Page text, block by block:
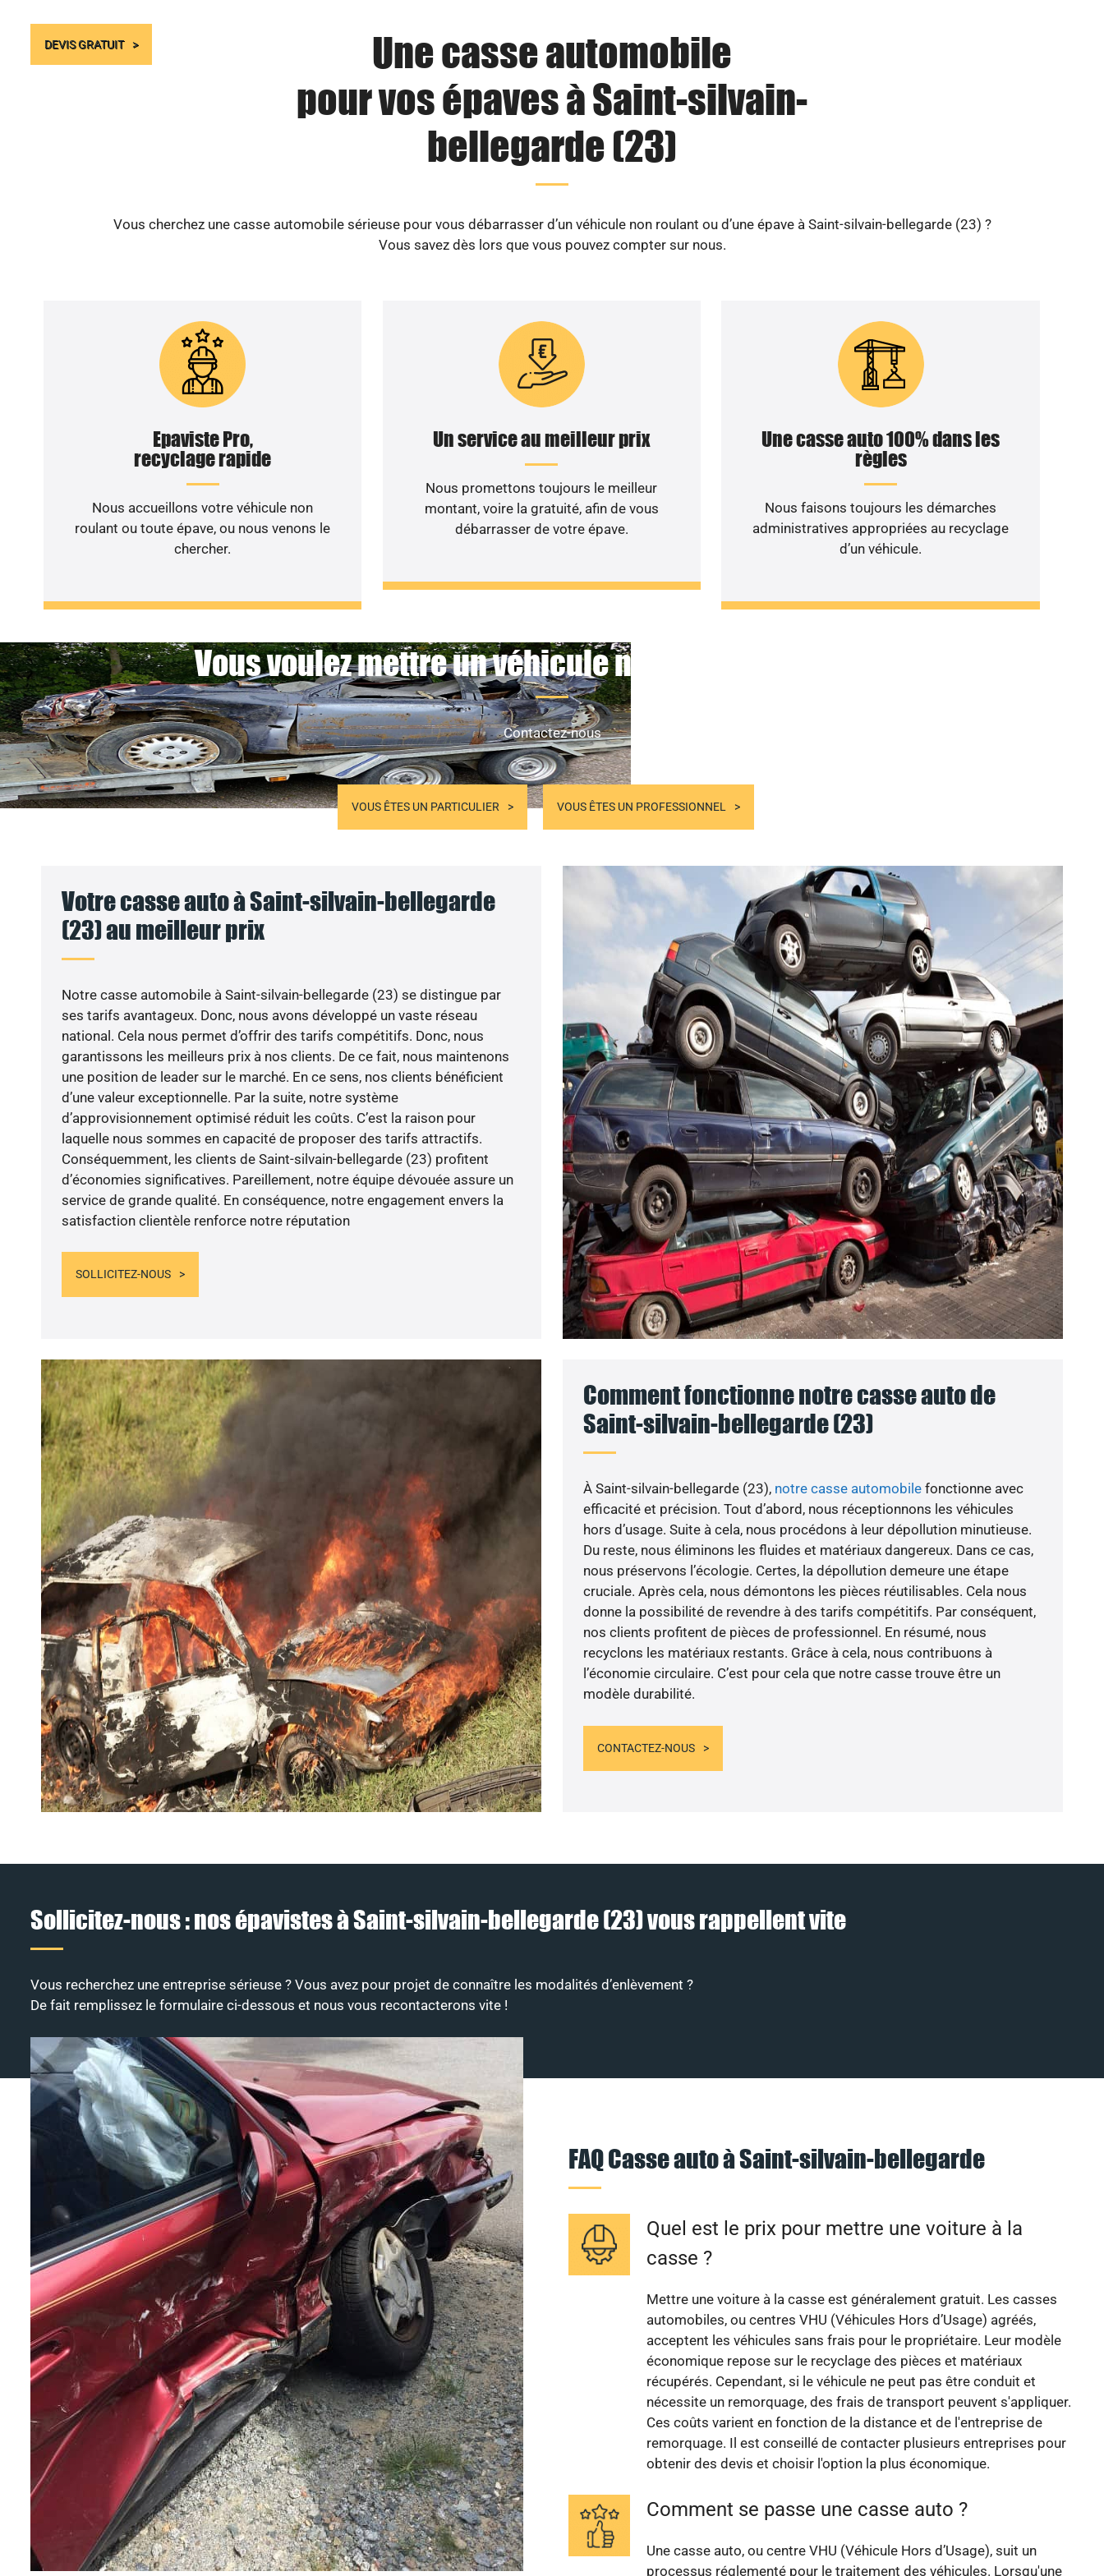
DEVIS GRATUIT
Une casse automobile
pour vos épaves à Saint-silvain-
bellegarde (23)
Vous cherchez une casse automobile sérieuse pour vous débarrasser d’un véhicule non roulant ou d’une épave à Saint-silvain-bellegarde (23) ?
Vous savez dès lors que vous pouvez compter sur nous.
Epaviste Pro,
recyclage rapide
Nous accueillons votre véhicule non
roulant ou toute épave, ou nous venons le
chercher.
Un service au meilleur prix
Nous promettons toujours le meilleur
montant, voire la gratuité, afin de vous
débarrasser de votre épave.
Une casse auto 100% dans les
règles
Nous faisons toujours les démarches
administratives appropriées au recyclage
d’un véhicule.
Vous voulez mettre un véhicule non roulant au rebut ?
Contactez-nous
VOUS ÊTES UN PARTICULIER VOUS ÊTES UN PROFESSIONNEL
Votre casse auto à Saint-silvain-bellegarde
(23) au meilleur prix
Notre casse automobile à Saint-silvain-bellegarde (23) se distingue par
ses tarifs avantageux. Donc, nous avons développé un vaste réseau
national. Cela nous permet d’offrir des tarifs compétitifs. Donc, nous
garantissons les meilleurs prix à nos clients. De ce fait, nous maintenons
une position de leader sur le marché. En ce sens, nos clients bénéficient
d’une valeur exceptionnelle. Par la suite, notre système
d’approvisionnement optimisé réduit les coûts. C’est la raison pour
laquelle nous sommes en capacité de proposer des tarifs attractifs.
Conséquemment, les clients de Saint-silvain-bellegarde (23) profitent
d’économies significatives. Pareillement, notre équipe dévouée assure un
service de grande qualité. En conséquence, notre engagement envers la
satisfaction clientèle renforce notre réputation
SOLLICITEZ-NOUS
Comment fonctionne notre casse auto de
Saint-silvain-bellegarde (23)
À Saint-silvain-bellegarde (23), notre casse automobile fonctionne avec
efficacité et précision. Tout d’abord, nous réceptionnons les véhicules
hors d’usage. Suite à cela, nous procédons à leur dépollution minutieuse.
Du reste, nous éliminons les fluides et matériaux dangereux. Dans ce cas,
nous préservons l’écologie. Certes, la dépollution demeure une étape
cruciale. Après cela, nous démontons les pièces réutilisables. Cela nous
donne la possibilité de revendre à des tarifs compétitifs. Par conséquent,
nos clients profitent de pièces de professionnel. En résumé, nous
recyclons les matériaux restants. Grâce à cela, nous contribuons à
l’économie circulaire. C’est pour cela que notre casse trouve être un
modèle durabilité.
CONTACTEZ-NOUS
Sollicitez-nous : nos épavistes à Saint-silvain-bellegarde (23) vous rappellent vite
Vous recherchez une entreprise sérieuse ? Vous avez pour projet de connaître les modalités d’enlèvement ?
De fait remplissez le formulaire ci-dessous et nous vous recontacterons vite !
FAQ Casse auto à Saint-silvain-bellegarde
Quel est le prix pour mettre une voiture à la
casse ?
Mettre une voiture à la casse est généralement gratuit. Les casses
automobiles, ou centres VHU (Véhicules Hors d’Usage) agréés,
acceptent les véhicules sans frais pour le propriétaire. Leur modèle
économique repose sur le recyclage des pièces et matériaux
récupérés. Cependant, si le véhicule ne peut pas être conduit et
nécessite un remorquage, des frais de transport peuvent s'appliquer.
Ces coûts varient en fonction de la distance et de l'entreprise de
remorquage. Il est conseillé de contacter plusieurs entreprises pour
obtenir des devis et choisir l'option la plus économique.
Comment se passe une casse auto ?
Une casse auto, ou centre VHU (Véhicule Hors d’Usage), suit un
processus réglementé pour le traitement des véhicules. Lorsqu'une